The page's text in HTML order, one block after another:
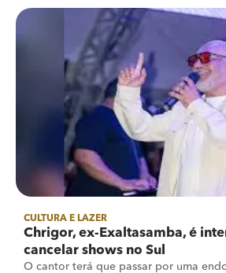
CULTURA E LAZER
Chrigor, ex-Exaltasamba, é
cancelar shows no Sul
O cantor terá que passar por uma